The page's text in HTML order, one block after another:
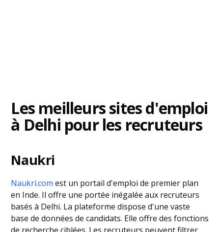
Les meilleurs sites d'emploi
à Delhi pour les recruteurs
Naukri
Naukri.com est un portail d'emploi de premier plan
en Inde. Il offre une portée inégalée aux recruteurs
basés à Delhi. La plateforme dispose d'une vaste
base de données de candidats. Elle offre des fonctions